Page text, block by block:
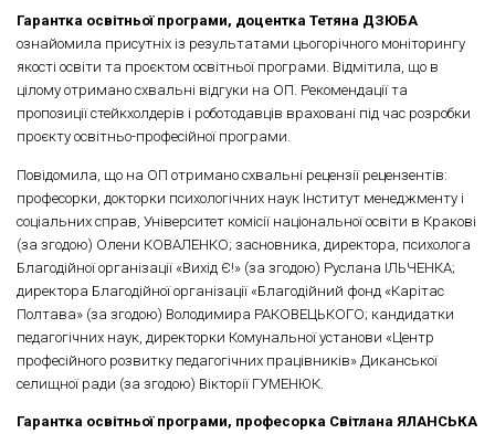
Гарантка освітньої програми, доцентка Тетяна ДЗЮБА
ознайомила присутніх із результатами цьогорічного моніторингу
якості освіти та проєктом освітньої програми. Відмітила, що в
цілому отримано схвальні відгуки на ОП. Рекомендації та
пропозиції стейкхолдерів і роботодавців враховані під час розробки
проєкту освітньо-професійної програми.
Повідомила, що на ОП отримано схвальні рецензії рецензентів:
професорки, докторки психологічних наук Інститут менеджменту і
соціальних справ, Університет комісії національної освіти в Кракові
(за згодою) Олени КОВАЛЕНКО; засновника, директора, психолога
Благодійної організації «Вихід Є!» (за згодою) Руслана ІЛЬЧЕНКА;
директора Благодійної організації «Благодійний фонд «Карітас
Полтава» (за згодою) Володимира РАКОВЕЦЬКОГО; кандидатки
педагогічних наук, директорки Комунальної установи «Центр
професійного розвитку педагогічних працівників» Диканської
селищної ради (за згодою) Вікторії ГУМЕНЮК.
Гарантка освітньої програми, професорка Світлана ЯЛАНСЬКА